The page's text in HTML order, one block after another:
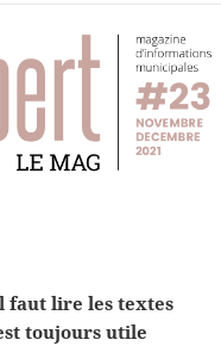
faut lire les textes
toujours utile